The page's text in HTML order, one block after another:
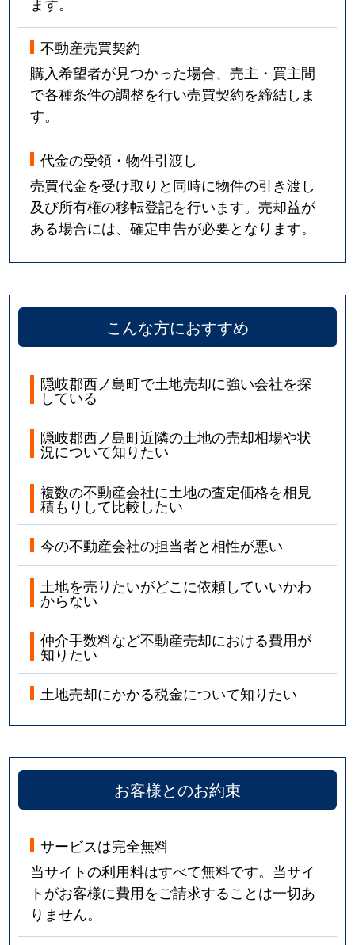
不動産売買契約
購入希望者が見つかった場合、売主・買主間
で各種条件の調整を行い売買契約を締結しま
す。
代金の受領・物件引渡し
売買代金を受け取りと同時に物件の引き渡し
及び所有権の移転登記を行います。売却益が
ある場合には、確定申告が必要となります。
こんな方におすすめ
隠岐郡西ノ島町で土地売却に強い会社を探
している
隠岐郡西ノ島町近隣の土地の売却相場や状
況について知りたい
複数の不動産会社に土地の査定価格を相見
積もりして比較したい
今の不動産会社の担当者と相性が悪い
土地を売りたいがどこに依頼していいかわ
からない
仲介手数料など不動産売却における費用が
知りたい
土地売却にかかる税金について知りたい
お客様とのお約束
サービスは完全無料
当サイトの利用料はすべて無料です。当サイ
トがお客様に費用をご請求することは一切あ
りません。